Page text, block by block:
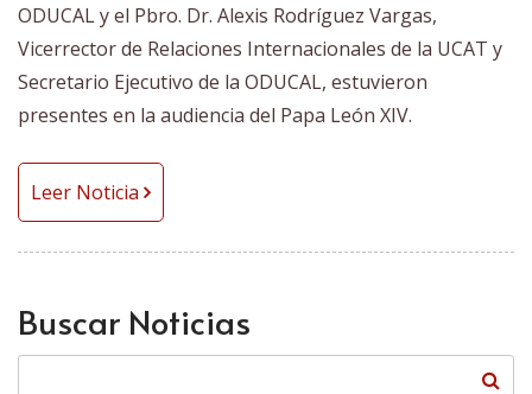
ODUCAL y el Pbro. Dr. Alexis Rodríguez Vargas,
Vicerrector de Relaciones Internacionales de la UCAT y
Secretario Ejecutivo de la ODUCAL, estuvieron
presentes en la audiencia del Papa León XIV.
Leer Noticia
Buscar Noticias